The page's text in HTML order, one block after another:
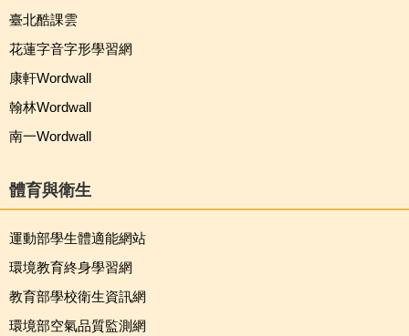
臺北酷課雲
花蓮字音字形學習網
康軒Wordwall
翰林Wordwall
南一Wordwall
體育與衛生
運動部學生體適能網站
環境教育終身學習網
教育部學校衛生資訊網
環境部空氣品質監測網